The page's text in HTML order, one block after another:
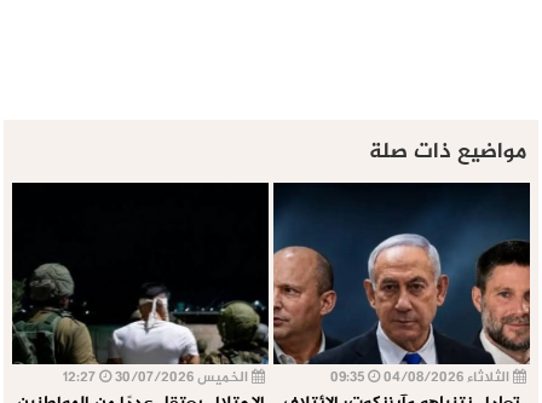
مواضيع ذات صلة
الثلاثاء 04/08/2026 الخميس 30/07/2026